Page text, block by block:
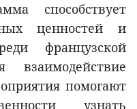
способствует
ценностей и
французской
взаимодействие
помогают
узнать